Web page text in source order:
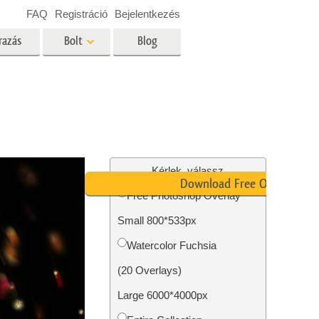
Fotó -helyreállítási szolgáltatások
Bolt Blog
FAQ Registráció Bejelentkezés
Kérlek, válassz
Free Photoshop Overlay
Small 800*533px
Watercolor Fuchsia
(20 Overlays)
Large 6000*4000px
Download Free Overlay